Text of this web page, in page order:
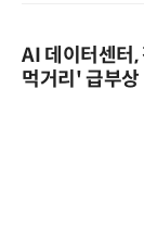
AI 데이터센터,
먹거리' 급부상